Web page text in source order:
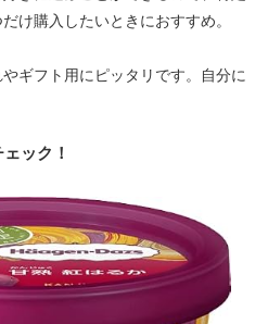
け購入したいときにおすすめ。
ギフト用にピッタリです。自分に
ック！